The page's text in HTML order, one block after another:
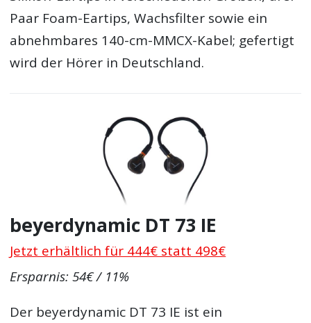
Paar Foam-Eartips, Wachsfilter sowie ein
abnehmbares 140-cm-MMCX-Kabel; gefertigt
wird der Hörer in Deutschland.
beyerdynamic DT 73 IE
Jetzt erhältlich für 444€ statt 498€
Ersparnis: 54€ / 11%
Der beyerdynamic DT 73 IE ist ein